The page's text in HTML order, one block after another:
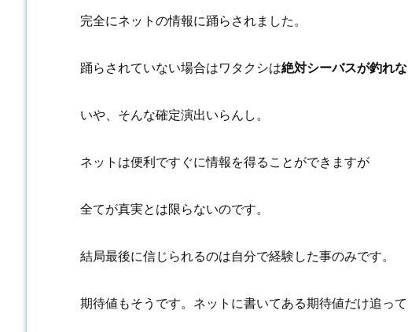
完全にネットの情報に踊らされました。
踊らされていない場合はワタクシは絶対シーバスが釣れ
いや、そんな確定演出いらんし。
ネットは便利ですぐに情報を得ることができますが
全てが真実とは限らないのです。
結局最後に信じられるのは自分で経験した事のみです。
期待値もそうです。ネットに書いてある期待値だけ追っ